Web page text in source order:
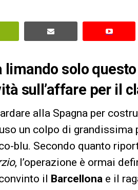
limando solo
sull’affare per il
alla Spagna per
un colpo di grandissima
blu. Secondo quanto
, l’operazione è ormai
il
Barcellona e il